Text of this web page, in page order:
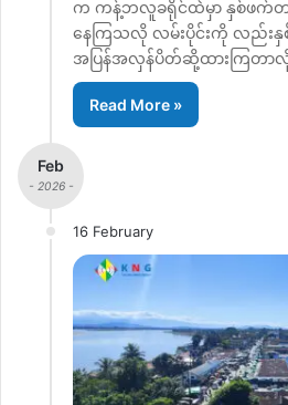
က ကန့်ဘလူခရိုင်ထဲမှာ နှစ်ဖက်တပ်
နေကြသလို လမ်းပိုင်းကို လည်း
အပြန်အလှန်ပိတ်ဆို့ထားကြတာ
Read More »
Feb
- 2026 -
16 February